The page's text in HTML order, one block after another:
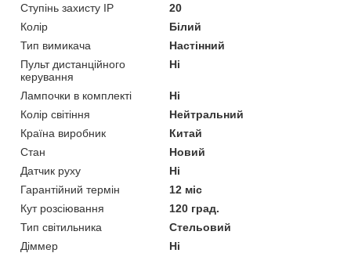
Ступінь захисту IP
20
Колір
Білий
Тип вимикача
Настінний
Пульт дистанційного
керування
Ні
Лампочки в комплекті
Ні
Колір світіння
Нейтральний
Країна виробник
Китай
Стан
Новий
Датчик руху
Ні
Гарантійний термін
12 міс
Кут розсіювання
120 град.
Тип світильника
Стельовий
Діммер
Ні